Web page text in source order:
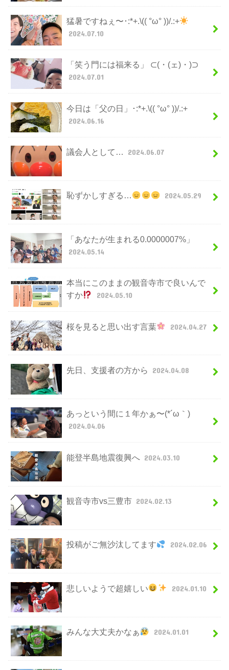
猛暑ですねぇ〜･:*+.\(( °ω° ))/.:+
2024.07.10
「笑う門には福来る」 ⊂(・(ェ)・)⊃
2024.07.01
今日は「父の日」･:*+.\(( °ω° ))/.:+
2024.06.16
議会人として… 2024.06.07
恥ずかしすぎる… 2024.05.29
「あなたが生まれる0.0000007%」
2024.05.14
本当にこのままの観音寺市で良いんで
すか
2024.05.10
桜を見ると思い出す言葉 2024.04.27
先日、支援者の方から 2024.04.08
あっという間に１年かぁ〜(*´ω｀)
2024.04.06
能登半島地震復興へ 2024.03.10
観音寺市vs三豊市 2024.02.13
投稿がご無沙汰してます 2024.02.06
悲しいようで超嬉しい 2024.01.10
みんな大丈夫かなぁ 2024.01.01